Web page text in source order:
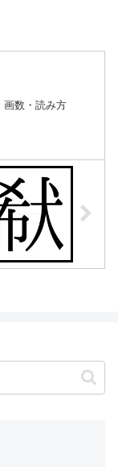
画数・読み方